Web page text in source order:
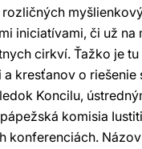
iniciatívami, či už na
cirkví. Ťažko je
kresťanov o riešenie
Koncilu,
komisia
konferenciách.